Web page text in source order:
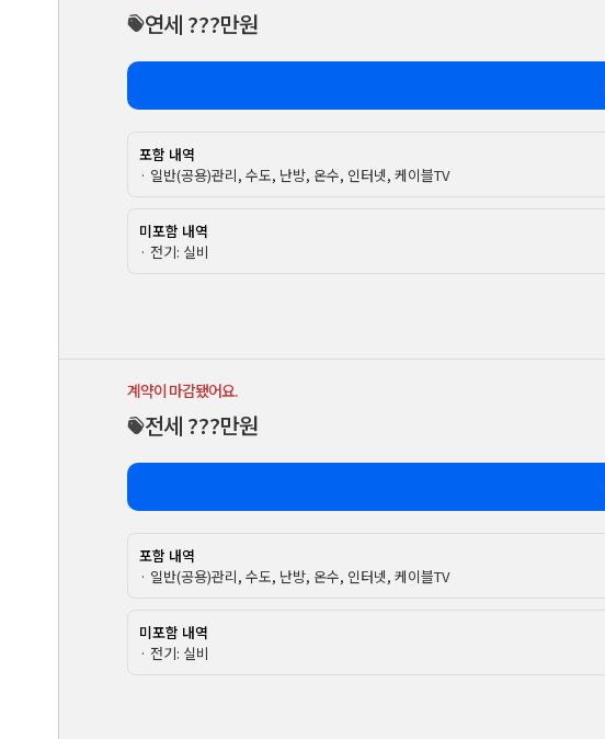
연세 ???만원
포함 내역
· 일반(공용)관리, 수도, 난방, 온수, 인터넷, 케이블TV
미포함 내역
· 전기: 실비
계약이 마감됐어요.
전세 ???만원
포함 내역
· 일반(공용)관리, 수도, 난방, 온수, 인터넷, 케이블TV
미포함 내역
· 전기: 실비